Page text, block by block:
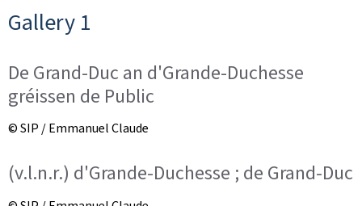
Gallery 1
De Grand-Duc an d'Grande-Duchesse
gréissen de Public
© SIP / Emmanuel Claude
(v.l.n.r.) d'Grande-Duchesse ; de Grand-Duc